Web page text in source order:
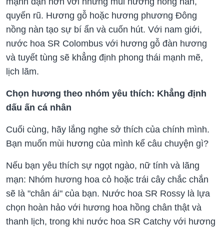
quyến rũ. Hương gỗ hoặc hương phương Đông
nồng nàn tạo sự bí ẩn và cuốn hút. Với nam giới,
nước hoa SR Colombus với hương gỗ đàn hương
và tuyết tùng sẽ khẳng định phong thái mạnh mẽ,
lịch lãm.
Chọn hương theo nhóm yêu thích: Khẳng định
dấu ấn cá nhân
Cuối cùng, hãy lắng nghe sở thích của chính mình.
Bạn muốn mùi hương của mình kể câu chuyện gì?
Nếu bạn yêu thích sự ngọt ngào, nữ tính và lãng
mạn: Nhóm hương hoa cỏ hoặc trái cây chắc chắn
sẽ là "chân ái" của bạn. Nước hoa SR Rossy là lựa
chọn hoàn hảo với hương hoa hồng chân thật và
thanh lịch, trong khi nước hoa SR Catchy với hương